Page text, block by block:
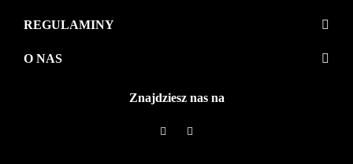
REGULAMINY
O NAS
Znajdziesz nas na